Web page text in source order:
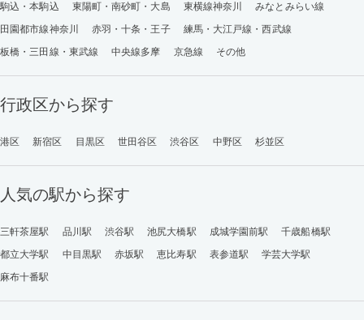
駒込・本駒込
東陽町・南砂町・大島 東横線神奈川
みなとみらい線
田園都市線神奈川
赤羽・十条・王子
練馬・大江戸線・西武線
板橋・三田線・東武線
中央線多摩 京急線 その他
行政区から探す
港区 新宿区 目黒区 世田谷区 渋谷区 中野区 杉並区
人気の駅から探す
三軒茶屋駅 品川駅 渋谷駅 池尻大橋駅 成城学園前駅
千歳船橋駅
都立大学駅
中目黒駅 赤坂駅 恵比寿駅 表参道駅
学芸大学駅
麻布十番駅